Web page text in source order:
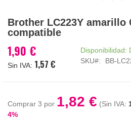
al
comienzo
la
galería
Brother LC223Y amarillo
compatible
1,90 €
1,57 €
Disponibilidad:
SKU
BB-
Comprar 3 por 1,82 €
4%